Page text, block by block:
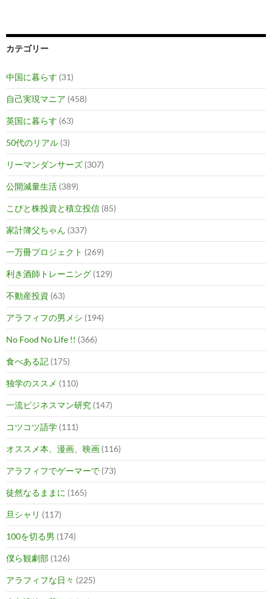
カテゴリー
中国に暮らす (31)
自己実現マニア (458)
英国に暮らす (63)
50代のリアル (3)
リーマンダンサーズ (307)
公開減量生活 (389)
こびと株投資と積立投信 (85)
家計簿父ちゃん (337)
一万冊プロジェクト (269)
利き酒師トレーニング (129)
不動産投資 (63)
アラフィフの男メシ (194)
No Food No Life !! (366)
食べある記 (175)
独学のススメ (110)
一流ビジネスマン研究 (147)
コツコツ語学 (111)
オススメ本、漫画、映画 (116)
アラフィフでゲーマーで (73)
徒然なるままに (165)
旦シャリ (117)
100を切る男 (174)
僕ら観劇部 (126)
アラフィフな日々 (225)